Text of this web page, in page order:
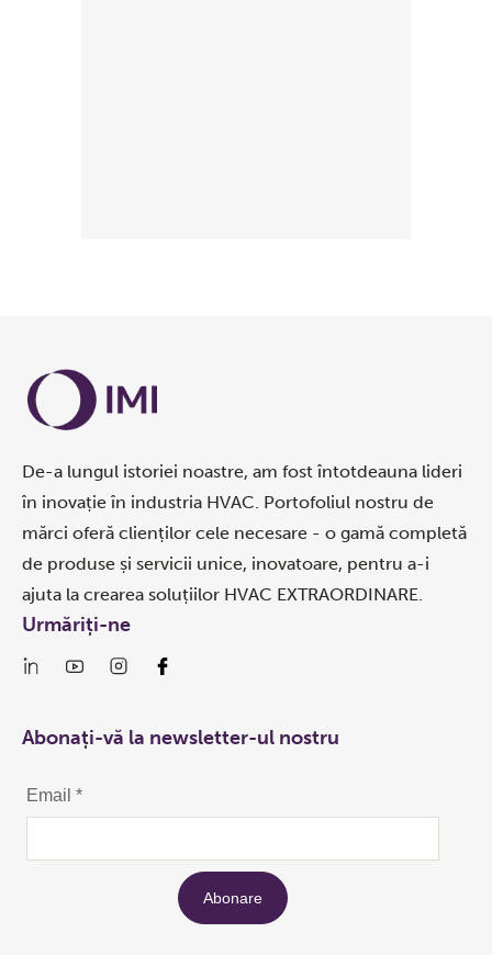
De-a lungul istoriei noastre, am fost întotdeauna lideri
în inovație în industria HVAC. Portofoliul nostru de
mărci oferă clienților cele necesare - o gamă completă
de produse și servicii unice, inovatoare, pentru a-i
ajuta la crearea soluțiilor HVAC EXTRAORDINARE.
Urmăriți-ne
Abonați-vă la newsletter-ul nostru